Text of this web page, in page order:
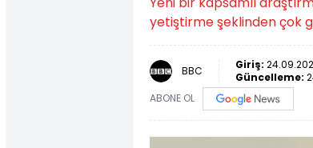
yetiştirme şeklinden çok
BBC Giriş:
Güncelleme:
ABONE OL